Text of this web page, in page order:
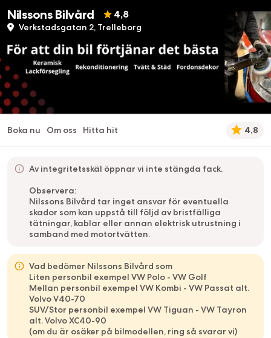
Nilssons Bilvård 4,8
Verkstadsgatan 2, Trelleborg
Boka nu Om oss Hitta hit 4,8
Av integritetsskäl öppnar vi inte stängda fack.
Observera:
Nilssons Bilvård tar inget ansvar för eventuella
skador som kan uppstå till följd av bristfälliga
tätningar, kablar eller annan elektrisk utrustning i
samband med motortvätten.
Vad bedömer Nilssons Bilvård som
Liten personbil exempel VW Polo - VW Golf
Mellan personbil exempel VW Kombi - VW Passat alt.
Volvo V40-70
SUV/Stor personbil exempel VW Tiguan - VW Tayron
alt. Volvo XC40-90
(om du är osäker på bilmodellen, ring så svarar vi)